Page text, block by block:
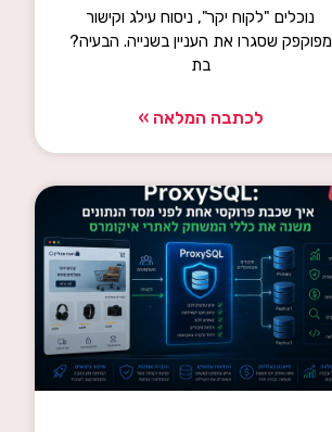
נוכלים "לקוח יקר", ניסוח עילג וקישור
מפוקפק שסגרו את העניין בשנייה. הבעיה?
בת
לכתבה המלאה »